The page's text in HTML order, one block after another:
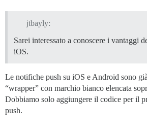
jtbayly:
Sarei interessato a conoscere i vantaggi
iOS.
Le notifiche push su iOS e Android sono
“wrapper” con marchio bianco elencata
Dobbiamo solo aggiungere il codice per il
push.